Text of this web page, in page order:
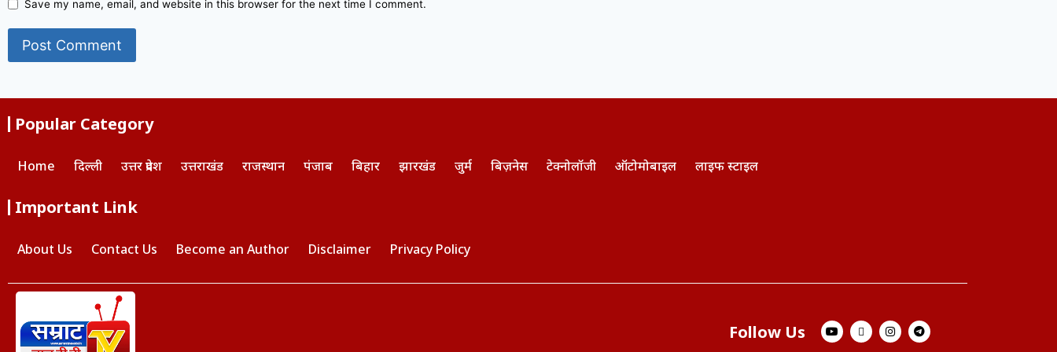
Save my name, email, and website in this browser for the next time I comment.
Popular Category
Home दिल्ली उत्तर प्रदेश उत्तराखंड राजस्थान पंजाब बिहार झारखंड जुर्म बिज़नेस टेक्नोलॉजी ऑटोमोबाइल लाइफ स्टाइल
Important Link
About Us Contact Us Become an Author Disclaimer Privacy Policy
Follow Us